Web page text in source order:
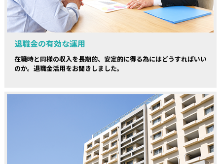
退職金の有効な運用
在職時と同様の収入を長期的、安定的に得る為にはどうすればいい
のか。退職金活用をお聞きしました。